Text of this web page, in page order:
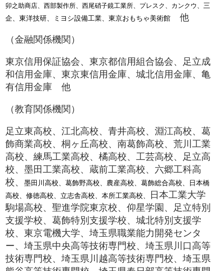
卯之助商店、西部製作所、西尾硝子鏡工業所、プレスク、カンクウ、 三
企、東洋技研、ミヨシ設備工業、東京おもちゃ美術館 他
（金融関係機関）
東京信用保証協会、東京都信用組合協会、足立成
和信用金庫、東京東信用金庫、城北信用金庫、亀
有信用金庫 他
（教育関係機関）
足立東高校、江北高校、青井高校、淵江高校、葛
飾商業高校、桐ヶ丘高校、南葛飾高校、荒川工業
高校、練馬工業高校、橘高校、工芸高校、足立高
校、墨田工業高校、蔵前工業高校、六郷工科高
校、 墨田川高校、葛飾野高校、農産高校、葛飾総合高校、日本橋
高校、修徳高校、立志舎高校、本所工業高校、
日本工業大学
駒場高校、聖進学院東京校、仰星学園、足立特別
支援学校、葛飾特別支援学校、城北特別支援学
校、東京電機大学、埼玉県職業能力開発センタ
ー、埼玉県中央高等技術専門校、埼玉県川口高等
技術専門校、埼玉県川越高等技術専門校、埼玉県